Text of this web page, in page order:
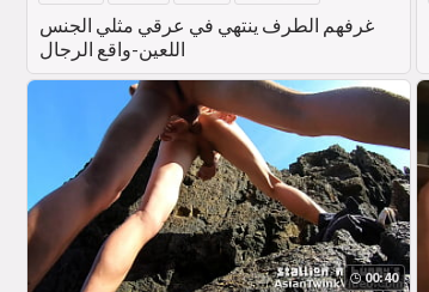
غرفهم الطرف ينتهي في عرقي مثلي الجنس
اللعين-واقع الرجال
00:40